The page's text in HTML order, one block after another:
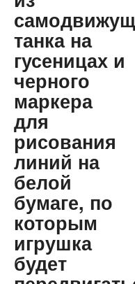
танка на
гусеницах и
черного
маркера
для
рисования
линий на
белой
бумаге, по
которым
игрушка
будет